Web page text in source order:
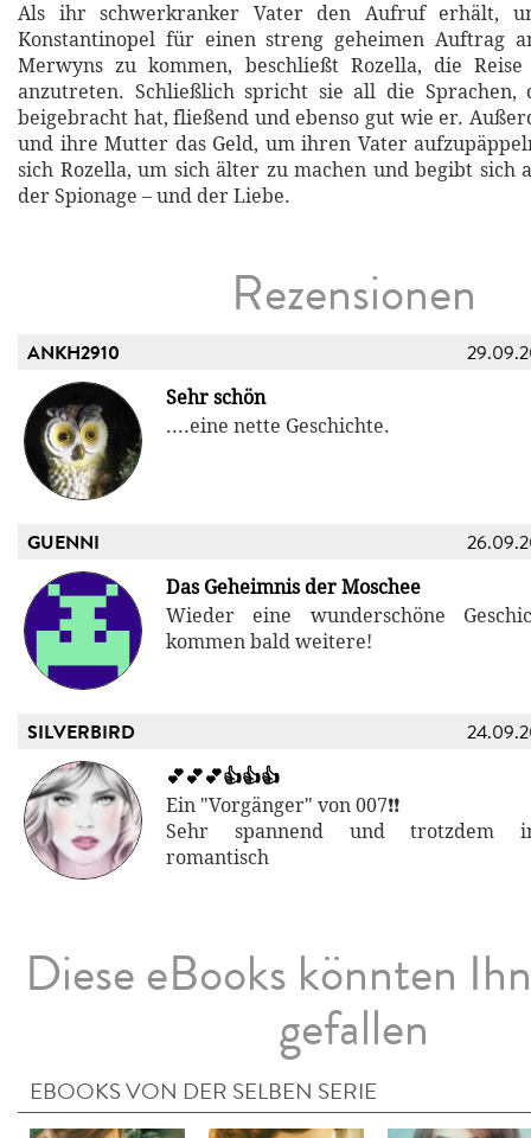
Als ihr schwerkranker Vater den Aufruf erhält,
Konstantinopel für einen streng geheimen Auftrag
Merwyns zu kommen, beschließt Rozella, die
anzutreten. Schließlich spricht sie all die
beigebracht hat, fließend und ebenso gut wie er.
und ihre Mutter das Geld, um ihren Vater
sich Rozella, um sich älter zu machen und begibt sich
der Spionage – und der Liebe.
Rezensionen
ANKH2910
Sehr schön
....eine nette Geschichte.
GUENNI
Das Geheimnis der Moschee
Wieder eine wunderschöne
kommen bald weitere!
SILVERBIRD
💕💕💕👍👍👍
Ein "Vorgänger" von 007❗❗
Sehr spannend und trotzdem
romantisch
Diese eBooks könnten
gefallen
EBOOKS VON DER SELBEN SERIE